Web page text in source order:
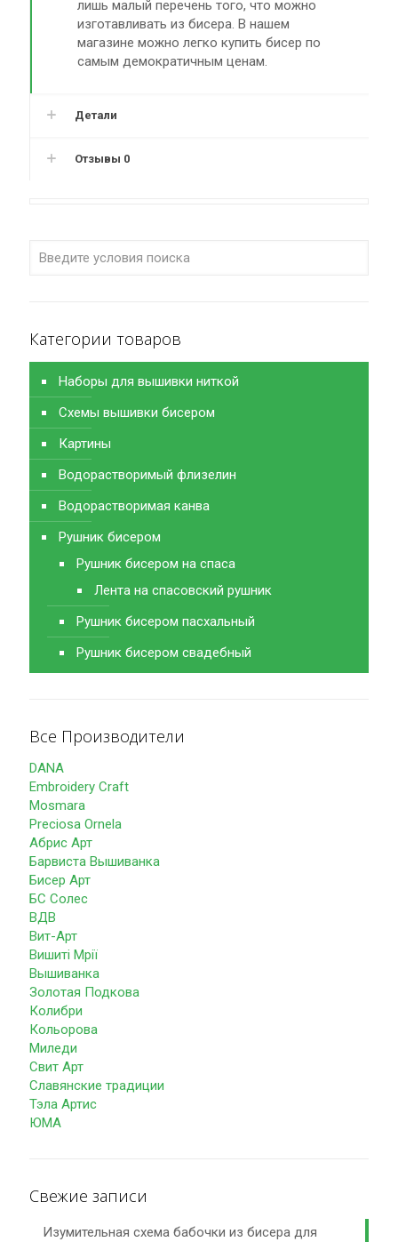
лишь малый перечень того, что можно
изготавливать из бисера. В нашем
магазине можно легко купить бисер по
самым демократичным ценам.
Детали
Отзывы 0
Категории товаров
Наборы для вышивки ниткой
Схемы вышивки бисером
Картины
Водорастворимый флизелин
Водорастворимая канва
Рушник бисером
Рушник бисером на спаса
Лента на спасовский рушник
Рушник бисером пасхальный
Рушник бисером свадебный
Все Производители
DANA
Embroidery Craft
Mosmara
Preciosa Ornela
Абрис Арт
Барвиста Вышиванка
Бисер Арт
БС Солес
ВДВ
Вит-Арт
Вишиті Мрії
Вышиванка
Золотая Подкова
Колибри
Кольорова
Миледи
Свит Арт
Славянские традиции
Тэла Артис
ЮМА
Свежие записи
Изумительная схема бабочки из бисера для